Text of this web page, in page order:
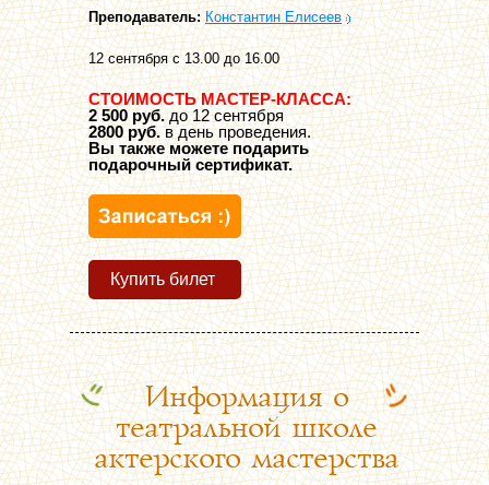
Преподаватель: Константин Елисеев
12 сентября с 13.00 до 16.00
СТОИМОСТЬ МАСТЕР-КЛАССА:
2 500 руб.до 12 сентября
2800 руб.в день проведения.
Вы также можете подарить
подарочный сертификат.
Купить билет
Информация о
театральной школе
актерского мастерства